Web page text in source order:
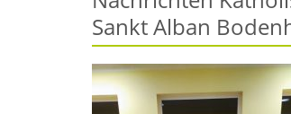
Sankt Alban